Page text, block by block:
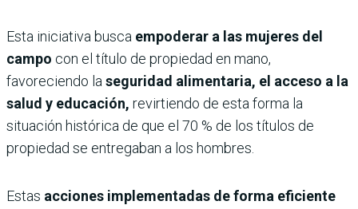
Esta iniciativa busca empoderar a las mujeres del
campo con el título de propiedad en mano,
favoreciendo laseguridad alimentaria, el acceso a la
salud y educación, revirtiendo de esta forma la
situación histórica de que el 70 % de los títulos de
propiedad se entregaban a los hombres.
Estas acciones implementadas de forma eficiente